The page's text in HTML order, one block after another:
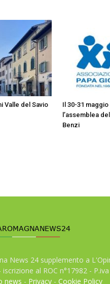
Valle del Savio
Il 30-31
l’assemblea
Benzi
News 24 supplemento a
al ROC n°17982 -
news - Privacy -Cookie Policy